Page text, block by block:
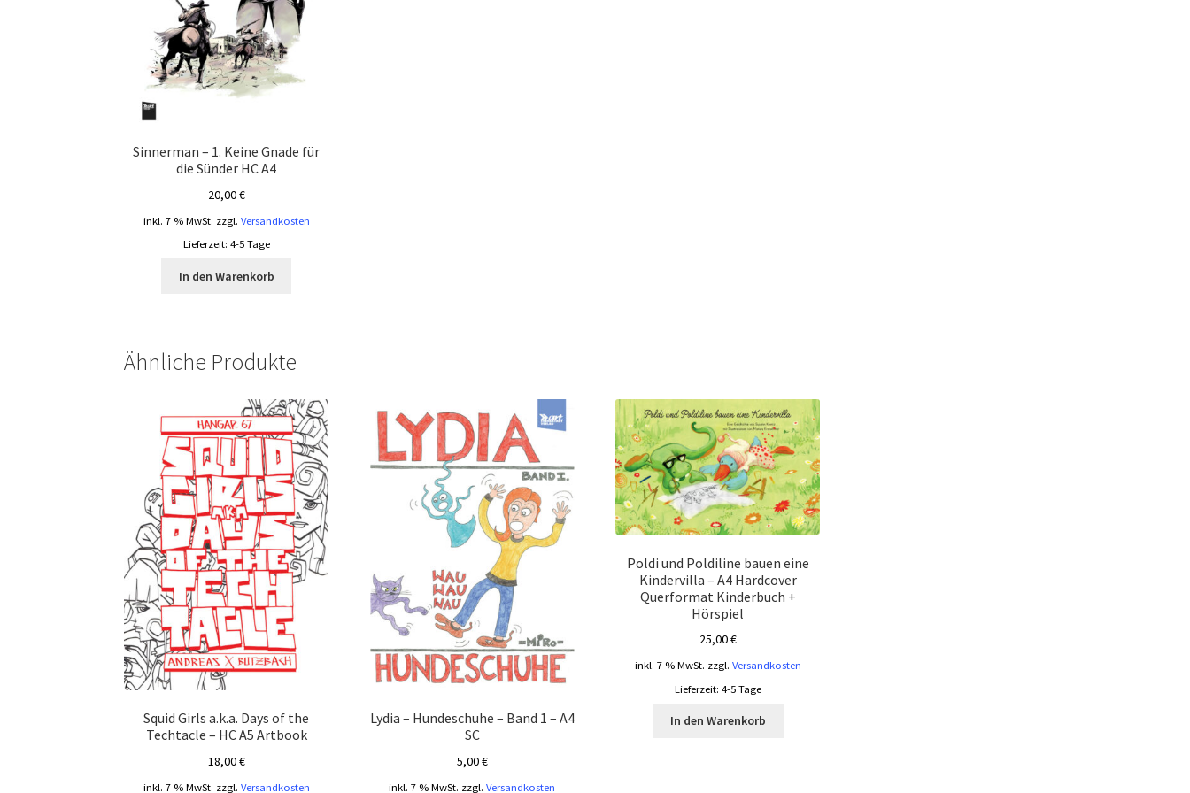
Sinnerman – 1. Keine Gnade für
die Sünder HC A4
20,00€
inkl. 7 % MwSt. zzgl. Versandkosten
Lieferzeit: 4-5 Tage
In den Warenkorb
Ähnliche Produkte
Squid Girls a.k.a. Days of the
Techtacle – HC A5 Artbook
18,00€
inkl. 7 % MwSt. zzgl. Versandkosten
Lydia – Hundeschuhe – Band 1 – A4
SC
5,00€
inkl. 7 % MwSt. zzgl.Versandkosten
Poldi und Poldiline bauen eine
Kindervilla – A4 Hardcover
Querformat Kinderbuch +
Hörspiel
25,00€
inkl. 7 % MwSt. zzgl. Versandkosten
Lieferzeit: 4-5 Tage
In den Warenkorb